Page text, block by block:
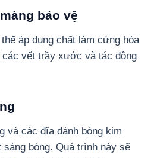
bảo vệ
áp dụng chất làm cứng hóa
các vết trầy xước và tác động
và các đĩa đánh bóng kim
bóng. Quá trình này sẽ